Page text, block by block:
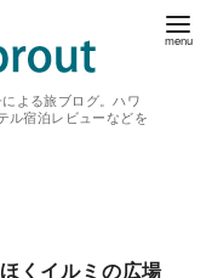
よる旅ブログ。ハワ
ル宿泊レビューなどを
くイルミの広場